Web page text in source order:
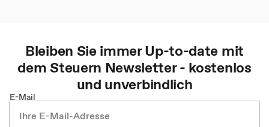
Bleiben Sie immer Up-to-date mit
demSteuern Newsletter - kostenlos
und unverbindlich
E-Mail